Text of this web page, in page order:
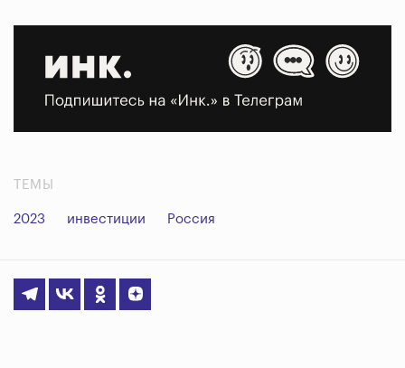
ТЕМЫ
2023 инвестиции Россия